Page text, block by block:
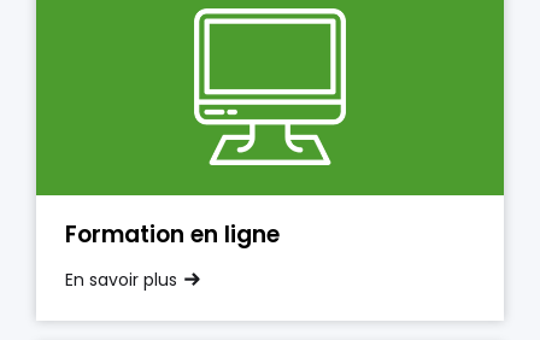
Formation en ligne
En savoir plus